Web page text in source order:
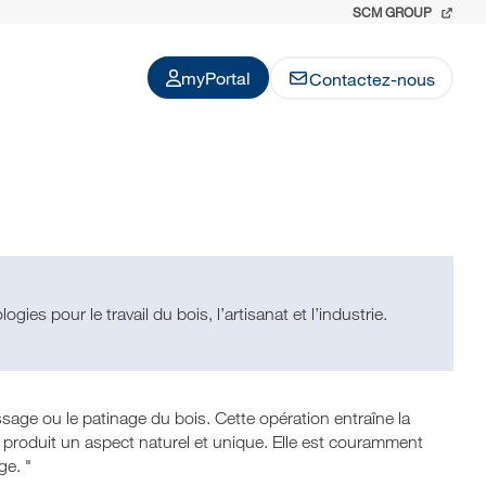
SCM GROUP
myPortal Contactez-nous
pour le travail du bois, l’artisanat et l’industrie.
ou le patinage du bois. Cette opération entraîne la
un aspect naturel et unique. Elle est couramment
"